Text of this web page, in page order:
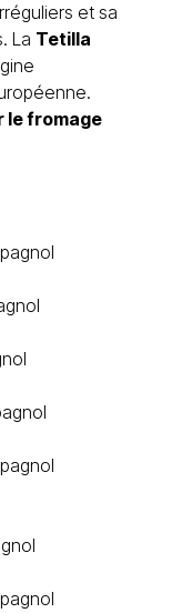
et sa
La Tetilla
lefromage